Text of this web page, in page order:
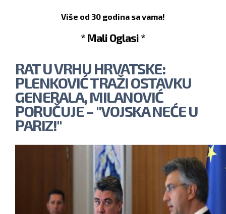
Više od 30 godina sa vama!
* Mali Oglasi *
RAT U VRHU HRVATSKE:
PLENKOVIĆ TRAŽI OSTAVKU
GENERALA, MILANOVIĆ
PORUČUJE – "VOJSKA NEĆE U
PARIZ!"